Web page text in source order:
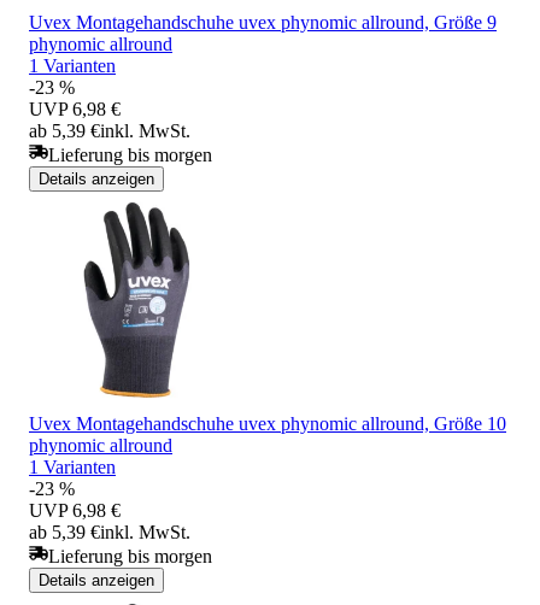
Uvex Montagehandschuhe uvex phynomic allround, Größe 9
phynomic allround
1 Varianten
-23 %
UVP 6,98 €
ab 5,39 €inkl. MwSt.
Lieferung bis morgen
Details anzeigen
Uvex Montagehandschuhe uvex phynomic allround, Größe 10
phynomic allround
1 Varianten
-23 %
UVP 6,98 €
ab 5,39 €inkl. MwSt.
Lieferung bis morgen
Details anzeigen